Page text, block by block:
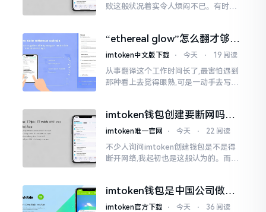
败这般状况着实令人烦闷不已。有时急
至极点。
“ethereal glow”怎么翻才够味
儿？翻译圈老油条的私房话
imtoken中文版下载 ⋅ 今天 ⋅ 19 阅读
从事翻译这个工作时间长了,最害怕遇到
那种看上去觉得眼熟,可是一动手去写就
imtoken钱包创建要断网吗？
老玩家说说真实情况
imtoken唯一官网 ⋅ 今天 ⋅ 22 阅读
不少人询问imtoken创建钱包是不是得
断开网络,我起初也是这般认为的。而后
人攻击
imtoken钱包是中国公司做的
吗？一文说清楚
imtoken官方下载 ⋅ 今天 ⋅ 36 阅读